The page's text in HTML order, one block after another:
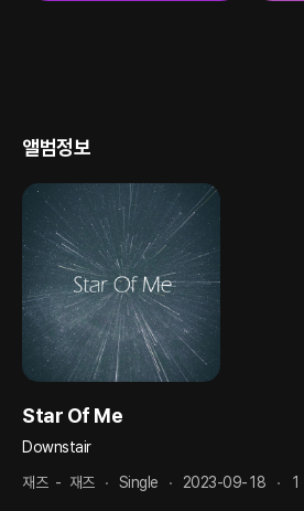
앨범정보
Star Of Me
Downstair
재즈 - 재즈 Single 2023-09-18 1